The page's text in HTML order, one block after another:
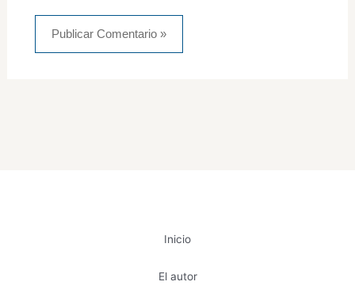
Inicio
El autor